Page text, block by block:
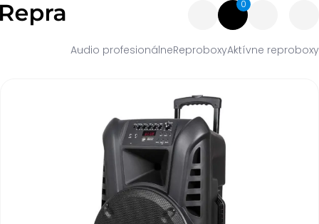
0
Audio profesionálneReproboxyAktívne reproboxy